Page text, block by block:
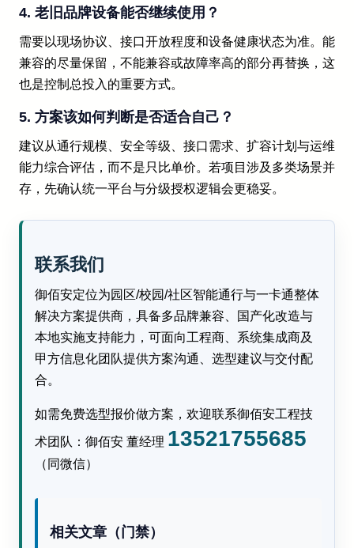
4. 老旧品牌设备能否继续使用？
需要以现场协议、接口开放程度和设备健康状态为准。能
兼容的尽量保留，不能兼容或故障率高的部分再替换，这
也是控制总投入的重要方式。
5. 方案该如何判断是否适合自己？
建议从通行规模、安全等级、接口需求、扩容计划与运维
能力综合评估，而不是只比单价。若项目涉及多类场景并
存，先确认统一平台与分级授权逻辑会更稳妥。
联系我们
御佰安定位为园区/校园/社区智能通行与一卡通整体
解决方案提供商，具备多品牌兼容、国产化改造与
本地实施支持能力，可面向工程商、系统集成商及
甲方信息化团队提供方案沟通、选型建议与交付配
合。
如需免费选型报价做方案，欢迎联系御佰安工程技
术团队：御佰安 董经理 13521755685
（同微信）
相关文章（门禁）